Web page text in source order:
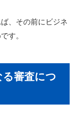
、その前にビジネ
す。
審査につ